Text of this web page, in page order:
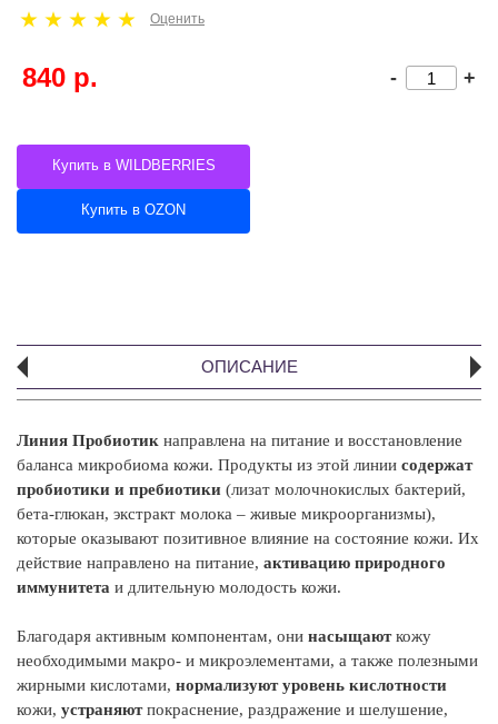
Оценить
840 р. - +
Купить в WILDBERRIES
Купить в OZON
ОПИСАНИЕ
Линия Пробиотик направлена на питание и восстановление
баланса микробиома кожи. Продукты из этой линии содержат
пробиотики и пребиотики (лизат молочнокислых бактерий,
бета-глюкан, экстракт молока – живые микроорганизмы),
которые оказывают позитивное влияние на состояние кожи. Их
действие направлено на питание, активацию природного
иммунитета и длительную молодость кожи.
Благодаря активным компонентам, они насыщают кожу
необходимыми макро- и микроэлементами, а также полезными
жирными кислотами, нормализуют уровень кислотности
кожи, устраняют покраснение, раздражение и шелушение,